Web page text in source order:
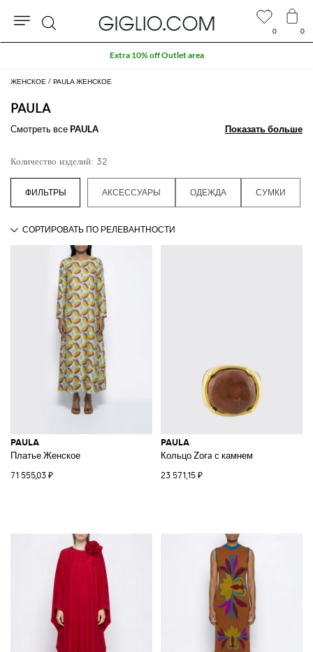
ЖЕНСКОЕ PAULA ЖЕНСКОЕ
PAULA
Смотреть все PAULA Показать больше
Показать больше
Количество изделий: 32
АКСЕССУАРЫ ОДЕЖДА СУМКИ
PAULA
Платье Женское
71 555,03 ₽
PAULA
Кольцо Zora с камнем
23 571,15 ₽
0 0
Поиск
Extra 10% off Outlet area